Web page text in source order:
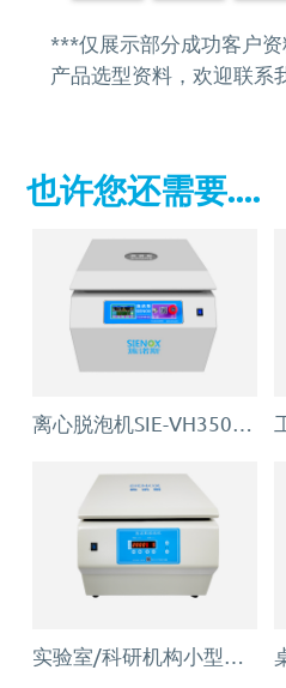
***仅展示部分成功客户
产品选型资料，欢迎联系
也许您还需要....